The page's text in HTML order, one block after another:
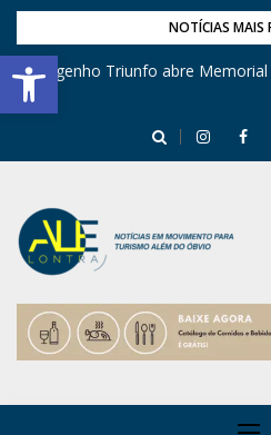
Barra de Ferramentas Aberta
NOTÍCIAS MAIS
Engenho Triunfo abre